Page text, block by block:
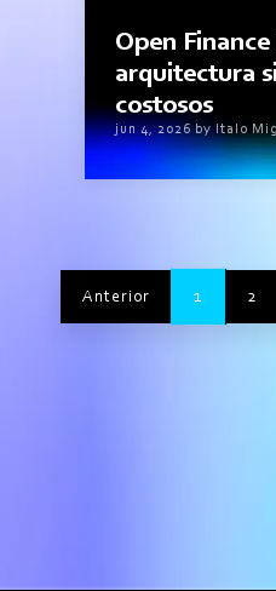
Open
arquitectura
costosos
jun 4, 2026 by Italo
Anterior 1 2